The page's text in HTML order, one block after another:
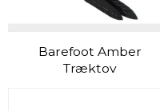
Barefoot Amber
Træktov